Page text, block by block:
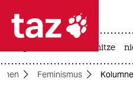
 taz
taz zahl ich
hitze
Feminismus